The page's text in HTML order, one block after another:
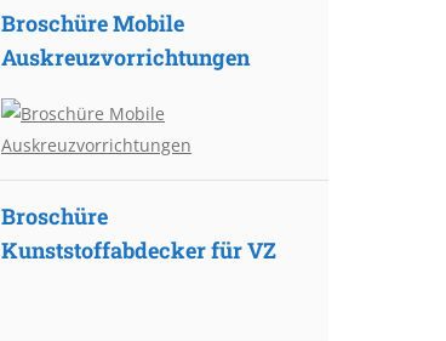
Broschüre Mobile
Auskreuzvorrichtungen
Broschüre
Kunststoffabdecker für VZ